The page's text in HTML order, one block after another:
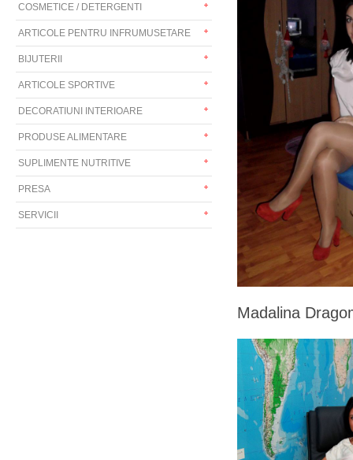
COSMETICE / DETERGENTI
ARTICOLE PENTRU INFRUMUSETARE
BIJUTERII
ARTICOLE SPORTIVE
DECORATIUNI INTERIOARE
PRODUSE ALIMENTARE
SUPLIMENTE NUTRITIVE
PRESA
SERVICII
Madalina